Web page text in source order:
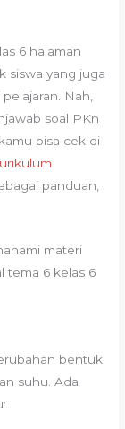
6 halaman
siswa yang juga
Nah,
soal PKn
bisa cek di
panduan,
materi
tema 6 kelas 6
bentuk
suhu. Ada